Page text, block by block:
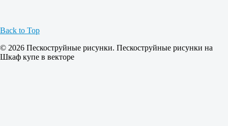
Back to Top
© 2026 Пескоструйные рисунки. Пескоструйные рисунки на
Шкаф купе в векторе